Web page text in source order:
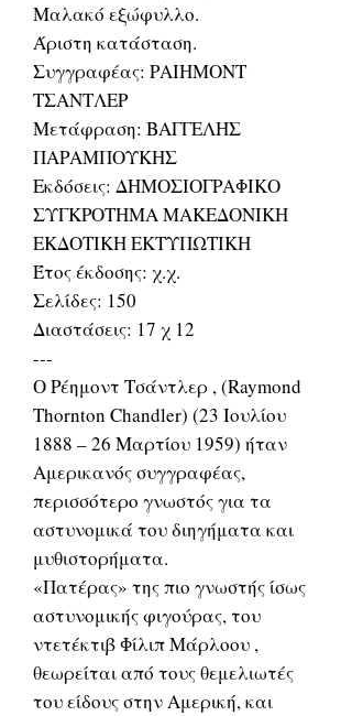
Μαλακό εξώφυλλο.
Άριστη κατάσταση.
Συγγραφέας: ΡΑΙΗΜΟΝΤ
ΤΣΑΝΤΛΕΡ
Μετάφραση: ΒΑΓΓΕΛΗΣ
ΠΑΡΑΜΠΟΥΚΗΣ
Εκδόσεις: ΔΗΜΟΣΙΟΓΡΑΦΙΚΟ
ΣΥΓΚΡΟΤΗΜΑ ΜΑΚΕΔΟΝΙΚΗ
ΕΚΔΟΤΙΚΗ ΕΚΤΥΠΩΤΙΚΗ
Έτος έκδοσης: χ.χ.
Σελίδες: 150
Διαστάσεις: 17 χ 12
---
O Ρέημοντ Τσάντλερ , (Raymond
Thornton Chandler) (23 Ιουλίου
1888 – 26 Μαρτίου 1959) ήταν
Αμερικανός συγγραφέας,
περισσότερο γνωστός για τα
αστυνομικά του διηγήματα και
μυθιστορήματα.
«Πατέρας» της πιο γνωστής ίσως
αστυνομικής φιγούρας, του
ντετέκτιβ Φίλιπ Μάρλοου ,
θεωρείται από τους θεμελιωτές
του είδους στην Αμερική, και